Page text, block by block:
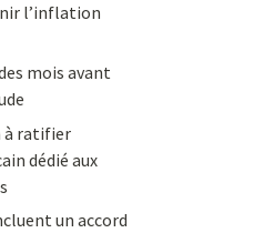
l’inflation
mois avant
à ratifier
dédié aux
un accord